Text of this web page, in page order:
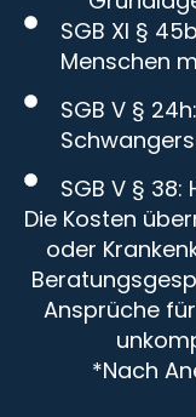
SGB XI §
Menschen
SGB V §
SGB V §
Die Kosten
oder
Ansprüche
*Nach